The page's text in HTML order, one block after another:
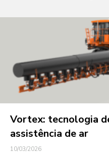
Vortex: tecnologia
assistência de ar
10/03/2026